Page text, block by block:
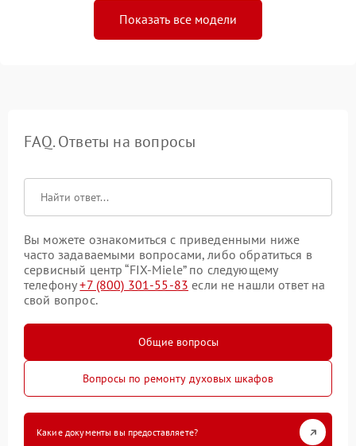
Показать все модели
FAQ. Ответы на вопросы
Вы можете ознакомиться с приведенными ниже
часто задаваемыми вопросами, либо обратиться в
сервисный центр “FIX-Miele” по следующему
телефону+7 (800) 301-55-83 если не нашли ответ на
свой вопрос.
Общие вопросы
Вопросы по ремонту духовых шкафов
Какие документы вы предоставляете?